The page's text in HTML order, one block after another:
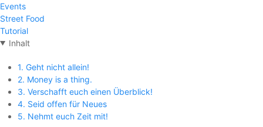
Events
Street Food
Tutorial
Inhalt
1. Geht nicht allein!
2. Money is a thing.
3. Verschafft euch einen Überblick!
4. Seid offen für Neues
5. Nehmt euch Zeit mit!